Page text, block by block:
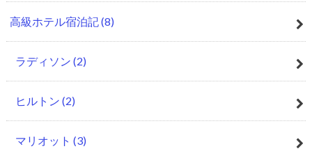
高級ホテル宿泊記(8)
ラディソン (2)
ヒルトン (2)
マリオット (3)